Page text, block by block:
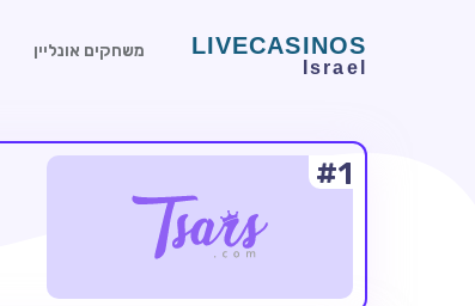
משחקים אונליין
#1